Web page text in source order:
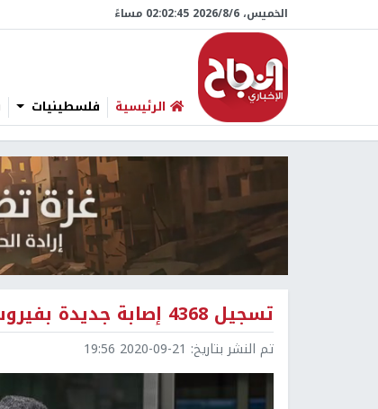
الخميس، 6/‏8/‏2026 02:02:46 مساءً
الرئيسية فلسطينيات
تسجيل 4368 إصابة جديدة بفيروس كورونا في بريطانيا
تم النشر بتاريخ: 2020-09-21 19:56